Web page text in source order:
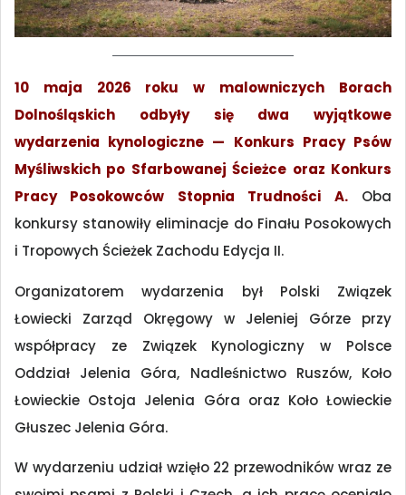
10 maja 2026 roku w malowniczych Borach
Dolnośląskich odbyły się dwa wyjątkowe
wydarzenia kynologiczne — Konkurs Pracy Psów
Myśliwskich po Sfarbowanej Ścieżce oraz Konkurs
Pracy Posokowców Stopnia Trudności A.
Oba
konkursy stanowiły eliminacje do Finału Posokowych
i Tropowych Ścieżek Zachodu Edycja II.
Organizatorem wydarzenia był Polski Związek
Łowiecki Zarząd Okręgowy w Jeleniej Górze przy
współpracy ze Związek Kynologiczny w Polsce
Oddział Jelenia Góra, Nadleśnictwo Ruszów, Koło
Łowieckie Ostoja Jelenia Góra oraz Koło Łowieckie
Głuszec Jelenia Góra.
W wydarzeniu udział wzięło 22 przewodników wraz ze